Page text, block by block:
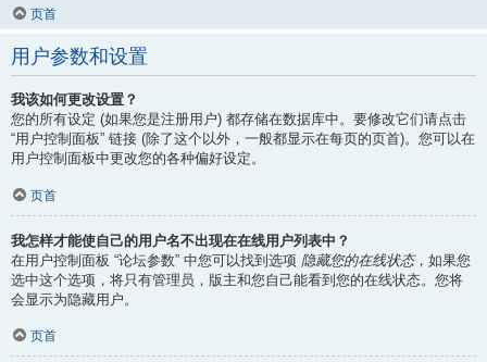
页首
用户参数和设置
我该如何更改设置？
您的所有设定 (如果您是注册用户) 都存储在数据库中。要修改它们请点击
“用户控制面板” 链接 (除了这个以外，一般都显示在每页的页首)。您可以在
用户控制面板中更改您的各种偏好设定。
页首
我怎样才能使自己的用户名不出现在在线用户列表中？
在用户控制面板 “论坛参数” 中您可以找到选项 隐藏您的在线状态，如果您
选中这个选项，将只有管理员，版主和您自己能看到您的在线状态。您将
会显示为隐藏用户。
页首